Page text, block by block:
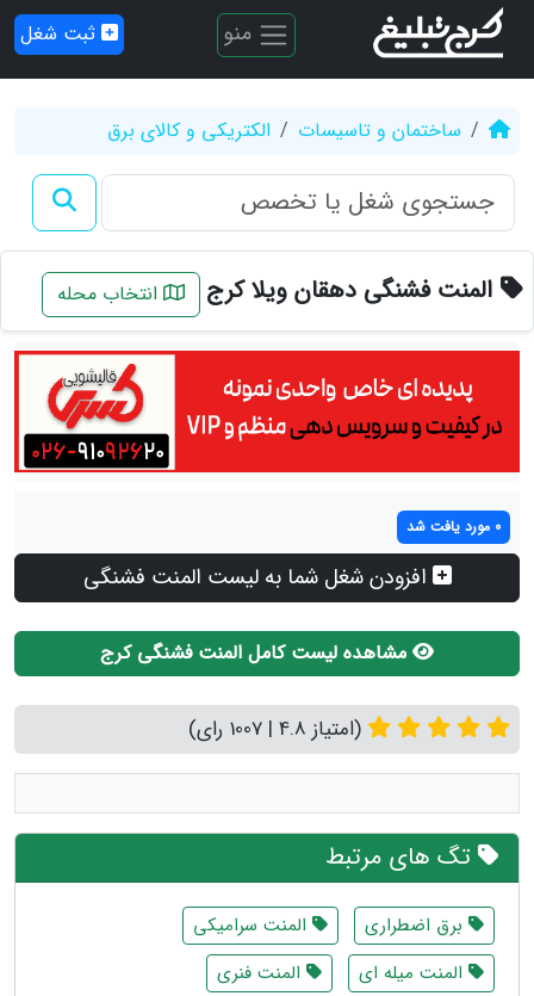
منو ثبت شغل
ساختمان و تاسیسات الکتریکی و کالای برق
المنت فشنگی دهقان ویلا کرج انتخاب محله
0 مورد یافت شد
افزودن شغل شما به لیست المنت فشنگی
مشاهده لیست کامل المنت فشنگی کرج
(امتیاز 4.8 | 1007 رای)
تگ های مرتبط
برق اضطراری
المنت سرامیکی
المنت میله ای
المنت فنری